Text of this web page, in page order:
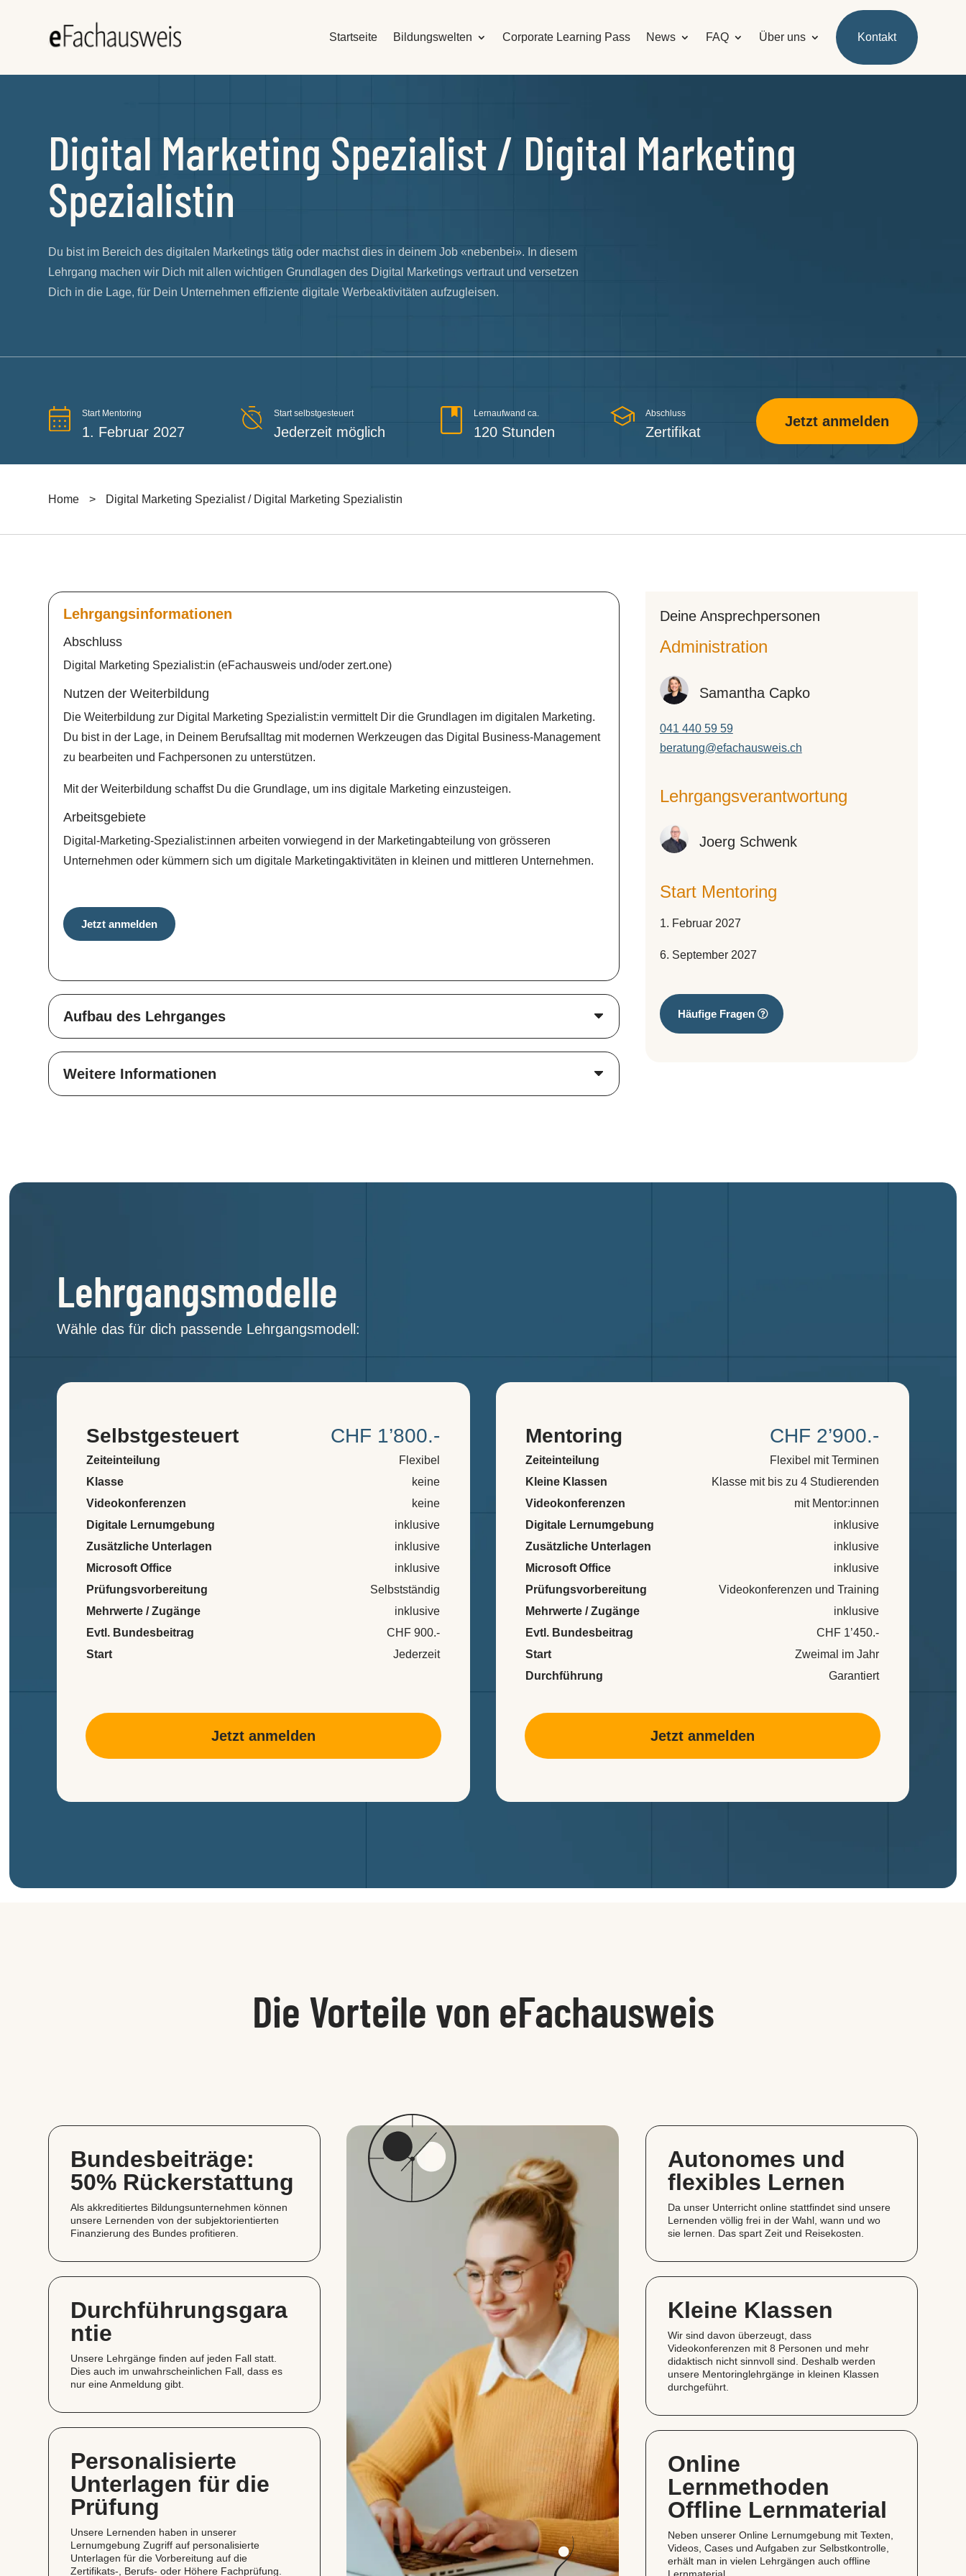
Startseite Bildungswelten Corporate Learning Pass News FAQ Über uns Kontakt
Digital Marketing Spezialist / Digital Marketing
Spezialistin
Du bist im Bereich des digitalen Marketings tätig oder machst dies in deinem Job «nebenbei». In diesem
Lehrgang machen wir Dich mit allen wichtigen Grundlagen des Digital Marketings vertraut und versetzen
Dich in die Lage, für Dein Unternehmen effiziente digitale Werbeaktivitäten aufzugleisen.
Start Mentoring
1. Februar 2027
Start selbstgesteuert
Jederzeit möglich
Lernaufwand ca.
120 Stunden
Abschluss
Zertifikat
Jetzt anmelden
Home > Digital Marketing Spezialist / Digital Marketing Spezialistin
Lehrgangsinformationen
Abschluss
Digital Marketing Spezialist:in (eFachausweis und/oder zert.one)
Nutzen der Weiterbildung
Die Weiterbildung zur Digital Marketing Spezialist:in vermittelt Dir die Grundlagen im digitalen Marketing.
Du bist in der Lage, in Deinem Berufsalltag mit modernen Werkzeugen das Digital Business-Management
zu bearbeiten und Fachpersonen zu unterstützen.
Mit der Weiterbildung schaffst Du die Grundlage, um ins digitale Marketing einzusteigen.
Arbeitsgebiete
Digital-Marketing-Spezialist:innen arbeiten vorwiegend in der Marketingabteilung von grösseren
Unternehmen oder kümmern sich um digitale Marketingaktivitäten in kleinen und mittleren Unternehmen.
Jetzt anmelden
Aufbau des Lehrganges
Weitere Informationen
Deine An­­sprech­­per­­so­­nen
Administration
Samantha Capko
041 440 59 59
beratung@efachausweis.ch
Lehr­gangs­ver­ant­wor­tung
Joerg Schwenk
Start Mentoring
1. Februar 2027
6. September 2027
Häufige Fragen
Lehrgangsmodelle
Wähle das für dich passende Lehrgangsmodell:
Selbst­gesteuert CHF 1’800.-
Zeiteinteilung
Flexibel
Klasse
keine
Videokonferenzen
keine
Digitale Lernumgebung
inklusive
Zusätzliche Unterlagen
inklusive
Microsoft Office
inklusive
Prüfungsvorbereitung
Selbstständig
Mehrwerte / Zugänge
inklusive
Evtl. Bundesbeitrag
CHF 900.-
Start
Jederzeit
Jetzt anmelden
Mentoring CHF 2’900.-
Zeiteinteilung
Flexibel mit Terminen
Kleine Klassen
Klasse mit bis zu 4 Studierenden
Videokonferenzen
mit Mentor:innen
Digitale Lernumgebung
inklusive
Zusätzliche Unterlagen
inklusive
Microsoft Office
inklusive
Prüfungsvorbereitung
Videokonferenzen und Training
Mehrwerte / Zugänge
inklusive
Evtl. Bundesbeitrag
CHF 1’450.-
Start
Zweimal im Jahr
Durchführung
Garantiert
Jetzt anmelden
Die Vorteile von eFachausweis
Bundesbeiträge:
50% Rückerstattung
Als akkreditiertes Bildungsunternehmen können
unsere Lernenden von der subjektorientierten
Finanzierung des Bundes profitieren.
Durchführungsgara
ntie
Unsere Lehrgänge finden auf jeden Fall statt.
Dies auch im unwahrscheinlichen Fall, dass es
nur eine Anmeldung gibt.
Personalisierte
Unterlagen für die
Prüfung
Unsere Lernenden haben in unserer
Lernumgebung Zugriff auf personalisierte
Unterlagen für die Vorbereitung auf die
Zertifikats‑, Berufs- oder Höhere Fachprüfung.
Autonomes und
flexibles Lernen
Da unser Unterricht online stattfindet sind unsere
Lernenden völlig frei in der Wahl, wann und wo
sie lernen. Das spart Zeit und Reisekosten.
Kleine Klassen
Wir sind davon überzeugt, dass
Videokonferenzen mit 8 Personen und mehr
didaktisch nicht sinnvoll sind. Deshalb werden
unsere Mentoringlehrgänge in kleinen Klassen
durchgeführt.
Online
Lernmethoden
Offline Lernmaterial
Neben unserer Online Lernumgebung mit Texten,
Videos, Cases und Aufgaben zur Selbstkontrolle,
erhält man in vielen Lehrgängen auch offline
Lernmaterial.